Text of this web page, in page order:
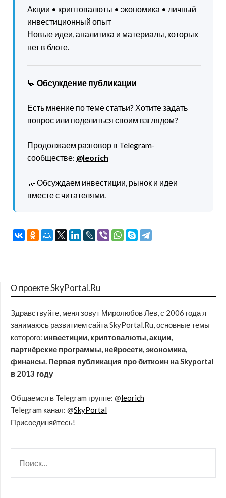
Акции • криптовалюты • экономика • личный
инвестиционный опыт
Новые идеи, аналитика и материалы, которых
нет в блоге.
💬 Обсуждение публикации
Есть мнение по теме статьи? Хотите задать
вопрос или поделиться своим взглядом?
Продолжаем разговор в Telegram-
сообществе: @leorich
🤝 Обсуждаем инвестиции, рынок и идеи
вместе с читателями.
О проекте SkyPortal.Ru
Здравствуйте, меня зовут Миролюбов Лев, с 2006 года я
занимаюсь развитием сайта SkyPortal.Ru, основные темы
которого: инвестиции, криптовалюты, акции,
партнёрские программы, нейросети, экономика,
финансы. Первая публикация про биткоин на Skyportal
в 2013 году
Общаемся в Telegram группе: @leorich
Telegram канал: @SkyPortal
Присоединяйтесь!